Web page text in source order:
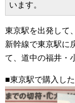
います。
東京駅を出発して
新幹線で東京駅に
て、道中の福井・
■東京駅で購入し